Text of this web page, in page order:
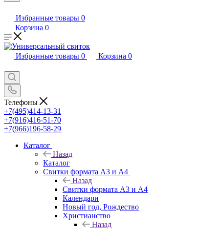
Избранные товары 0
Корзина 0
Избранные товары 0 Корзина 0
Телефоны
+7(495)414-13-31
+7(916)416-51-70
+7(966)196-58-29
Каталог
Назад
Каталог
Свитки формата А3 и А4
Назад
Свитки формата А3 и А4
Календари
Новый год, Рождество
Христианство
Назад